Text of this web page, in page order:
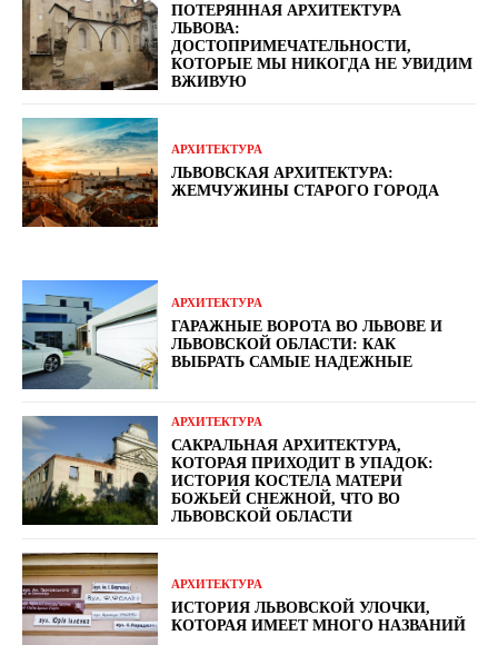
ПОТЕРЯННАЯ АРХИТЕКТУРА
ЛЬВОВА:
ДОСТОПРИМЕЧАТЕЛЬНОСТИ,
КОТОРЫЕ МЫ НИКОГДА НЕ УВИДИМ
ВЖИВУЮ
АРХИТЕКТУРА
ЛЬВОВСКАЯ АРХИТЕКТУРА:
ЖЕМЧУЖИНЫ СТАРОГО ГОРОДА
АРХИТЕКТУРА
ГАРАЖНЫЕ ВОРОТА ВО ЛЬВОВЕ И
ЛЬВОВСКОЙ ОБЛАСТИ: КАК
ВЫБРАТЬ САМЫЕ НАДЕЖНЫЕ
АРХИТЕКТУРА
САКРАЛЬНАЯ АРХИТЕКТУРА,
КОТОРАЯ ПРИХОДИТ В УПАДОК:
ИСТОРИЯ КОСТЕЛА МАТЕРИ
БОЖЬЕЙ СНЕЖНОЙ, ЧТО ВО
ЛЬВОВСКОЙ ОБЛАСТИ
АРХИТЕКТУРА
ИСТОРИЯ ЛЬВОВСКОЙ УЛОЧКИ,
КОТОРАЯ ИМЕЕТ МНОГО НАЗВАНИЙ